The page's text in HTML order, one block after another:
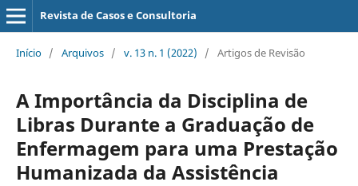
Revista de Casos e Consultoria
Início / Arquivos / v. 13 n. 1 (2022) / Artigos de Revisão
A Importância da Disciplina de
Libras Durante a Graduação de
Enfermagem para uma Prestação
Humanizada da Assistência